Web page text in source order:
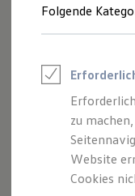
Junge
Leasing
Der T-
Folgende
zu
Website
Cookies